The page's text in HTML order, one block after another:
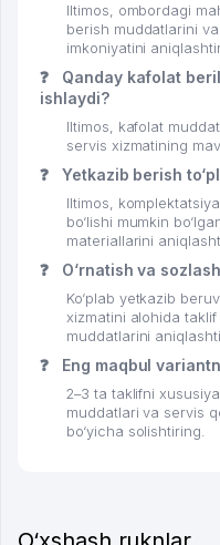
Iltimos, ombordagi
berish muddatlarini
imkoniyatini
❓
Qanday kafolat
ishlaydi?
Iltimos, kafolat
servis xizmatining
❓ Yetkazib berish
Iltimos,
bo‘lishi mumkin
materiallarini
❓ O‘rnatish va
Ko‘plab yetkazib
xizmatini alohida
muddatlarini
❓ Eng maqbul
2–3 ta taklifni
muddatlari va servis
bo‘yicha solishtiring.